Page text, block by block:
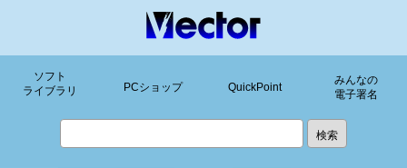
ソフト
ライブラリ
PCショップ QuickPoint
みんなの
電子署名